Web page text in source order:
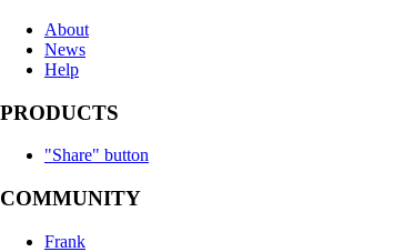
About
News
Help
PRODUCTS
"Share" button
COMMUNITY
Frank